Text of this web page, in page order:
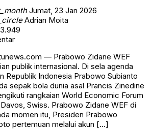
Jumat, 23 Jan 2026
Adrian Moita
— Prabowo Zidane WEF
publik internasional. Di sela agenda
Republik Indonesia Prabowo Subianto
sepak bola dunia asal Prancis Zinedine
rangkaian World Economic Forum
Swiss. Prabowo Zidane WEF di
momen itu, Presiden Prabowo
pertemuan melalui akun […]